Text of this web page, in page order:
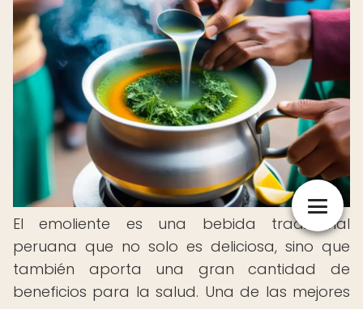
El emoliente es una bebida tradicional
peruana que no solo es deliciosa, sino que
también aporta una gran cantidad de
beneficios para la salud. Una de las mejores